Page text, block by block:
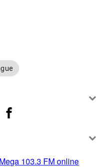
103.3 FM online